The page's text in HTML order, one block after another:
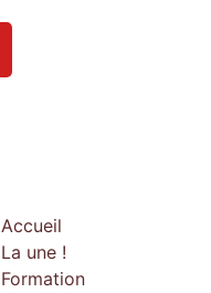
Accueil
La une !
Formation